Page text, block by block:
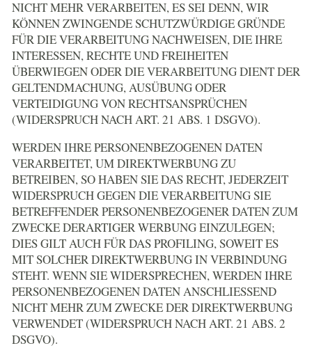
NICHT MEHR VERARBEITEN, ES SEI DENN, WIR
KÖNNEN ZWINGENDE SCHUTZWÜRDIGE GRÜNDE
FÜR DIE VERARBEITUNG NACHWEISEN, DIE IHRE
INTERESSEN, RECHTE UND FREIHEITEN
ÜBERWIEGEN ODER DIE VERARBEITUNG DIENT DER
GELTENDMACHUNG, AUSÜBUNG ODER
VERTEIDIGUNG VON RECHTSANSPRÜCHEN
(WIDERSPRUCH NACH ART. 21 ABS. 1 DSGVO).
WERDEN IHRE PERSONENBEZOGENEN DATEN
VERARBEITET, UM DIREKTWERBUNG ZU
BETREIBEN, SO HABEN SIE DAS RECHT, JEDERZEIT
WIDERSPRUCH GEGEN DIE VERARBEITUNG SIE
BETREFFENDER PERSONENBEZOGENER DATEN ZUM
ZWECKE DERARTIGER WERBUNG EINZULEGEN;
DIES GILT AUCH FÜR DAS PROFILING, SOWEIT ES
MIT SOLCHER DIREKTWERBUNG IN VERBINDUNG
STEHT. WENN SIE WIDERSPRECHEN, WERDEN IHRE
PERSONENBEZOGENEN DATEN ANSCHLIESSEND
NICHT MEHR ZUM ZWECKE DER DIREKTWERBUNG
VERWENDET (WIDERSPRUCH NACH ART. 21 ABS. 2
DSGVO).